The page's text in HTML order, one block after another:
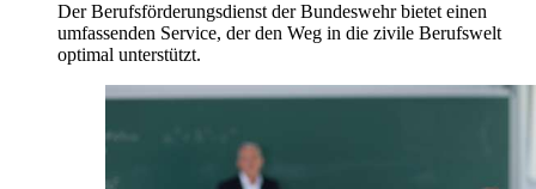
Der Berufsförderungsdienst der Bundeswehr bietet einen
umfassenden Service, der den Weg in die zivile Berufswelt
optimal unterstützt.